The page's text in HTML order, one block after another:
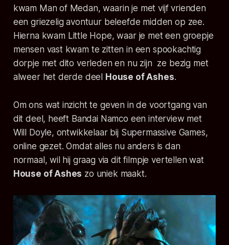
kwam Man of Medan, waarin je met vijf vrienden
een griezelig avontuur beleefde midden op zee.
Hierna kwam Little Hope, waar je met een groepje
mensen vast kwam te zitten in een spookachtig
dorpje met dito verleden en nu zijn ze bezig met
alweer het derde deel
House of Ashes.
Om ons wat inzicht te geven in de voortgang van
dit deel, heeft Bandai Namco een interview met
Will Doyle, ontwikkelaar bij Supermassive Games,
online gezet. Omdat alles nu anders is dan
normaal, wil hij graag via dit filmpje vertellen wat
House of Ashes zo uniek maakt.